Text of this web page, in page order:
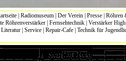
Radiomuseum Der Verein Presse Röhren
Röhrenverstärker |Fernsehtechnik |Verstärker
Literatur |Service |Repair-Cafe |Technik für